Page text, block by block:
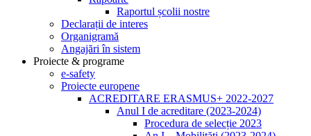
Raportul școlii nostre
Declarații de interes
Organigramă
Angajări în sistem
Proiecte & programe
e-safety
Proiecte europene
ACREDITARE ERASMUS+ 2022-2027
Anul I de acreditare (2023-2024)
Procedura de selecție 2023